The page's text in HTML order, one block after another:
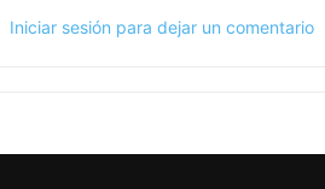
Iniciar sesión para dejar un comentario